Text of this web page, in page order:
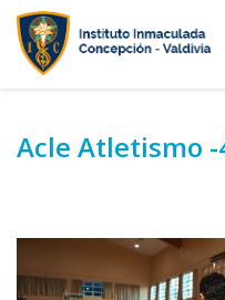
Acle Atletismo -